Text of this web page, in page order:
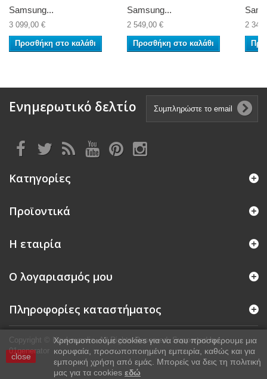
Samsung...
3 099,00 €
Προσθήκη στο καλάθι
Samsung...
2 549,00 €
Προσθήκη στο καλάθι
2
Ενημερωτικό δελτίο
Κατηγορίες
Προϊοντικά
Η εταιρία
Copyright © Koukouzelis. All Rights Reserved. Supported by
01generator
Ο λογαριασμός μου
Πληροφορίες καταστήματος
close
Χρησιμοποιούμε cookies για να σου προσφέρουμε μια
κορυφαία, προσωποποιημένη εμπειρία, καθώς και για
εμπορική χρήση από εμάς. Μπορείς να δεις τη πολιτική
μας για τα cookies εδώ